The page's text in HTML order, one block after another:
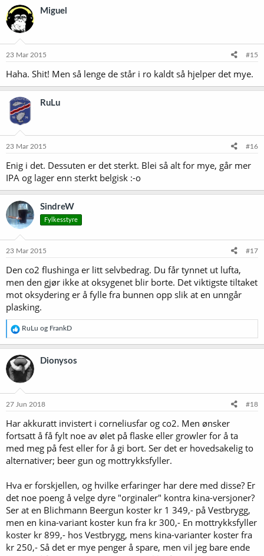
Miguel
23 Mar 2015 #15
Haha. Shit! Men så lenge de står i ro kaldt så hjelper det mye.
RuLu
23 Mar 2015 #16
Enig i det. Dessuten er det sterkt. Blei så alt for mye, går mer
IPA og lager enn sterkt belgisk :-o
SindreW
Fylkesstyre
23 Mar 2015 #17
Den co2 flushinga er litt selvbedrag. Du får tynnet ut lufta,
men den gjør ikke at oksygenet blir borte. Det viktigste tiltaket
mot oksydering er å fylle fra bunnen opp slik at en unngår
plasking.
R
e
a
k
s
j
o
e
RuLu og FrankD
Dionysos
27 Jun 2018 #18
Har akkuratt invistert i corneliusfar og co2. Men ønsker
fortsatt å få fylt noe av ølet på flaske eller growler for å ta
med meg på fest eller for å gi bort. Ser det er hovedsakelig to
alternativer; beer gun og mottrykksfyller.
Hva er forskjellen, og hvilke erfaringer har dere med disse? Er
det noe poeng å velge dyre "orginaler" kontra kina-versjoner?
Ser at en Blichmann Beergun koster kr 1 349,- på Vestbrygg,
men en kina-variant koster kun fra kr 300,- En mottrykksfyller
koster kr 899,- hos Vestbrygg, mens kina-varianter koster fra
kr 250,- Så det er mye penger å spare, men vil jeg bare ende